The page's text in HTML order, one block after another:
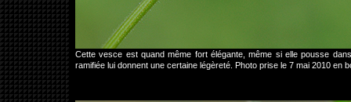
Cette vesce est quand même fort élégante, même si elle pousse
ramifiée lui donnent une certaine légèreté. Photo prise le 7 mai 2010 en